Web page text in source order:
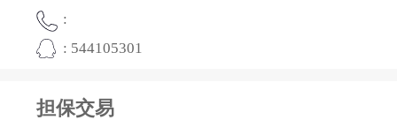
:
: 544105301
担保交易